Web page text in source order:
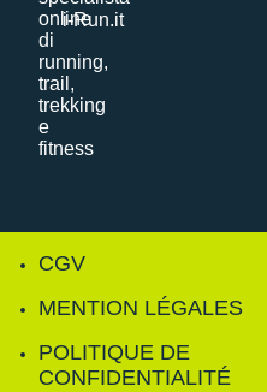
i-Run.it
CGV
MENTION LÉGALES
POLITIQUE DE
CONFIDENTIALITÉ